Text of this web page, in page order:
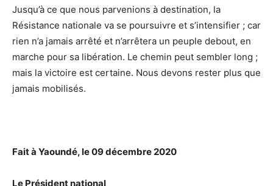
Jusqu’à ce que nous parvenions à destination, la
Résistance nationale va se poursuivre et s’intensifier ; car
rien n’a jamais arrêté et n’arrêtera un peuple debout, en
marche pour sa libération. Le chemin peut sembler long ;
mais la victoire est certaine. Nous devons rester plus que
jamais mobilisés.
Fait à Yaoundé, le 09 décembre 2020
Le Président national